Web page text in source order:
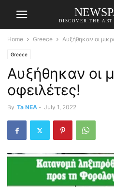
DISCOVER THE
Home Greece Αυξήθηκαν οι
Greece
Αυξήθηκαν οι
οφειλέτες!
By Ta NEA - July 1, 2022